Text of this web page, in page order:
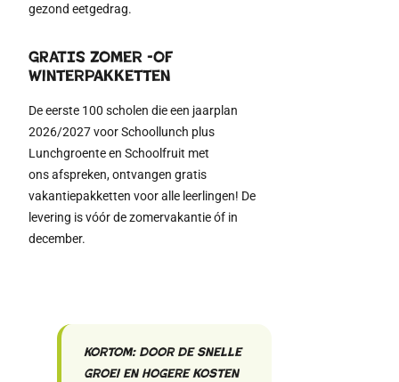
gezond eetgedrag.
GRATIS zomer -of
winterpakketten
De eerste 100 scholen die een jaarplan
2026/2027 voor Schoollunch plus
Lunchgroente en Schoolfruit met
onsafspreken, ontvangen gratis
vakantiepakketten voor alle leerlingen! De
levering isvóór de zomervakantie óf in
december.
Kortom: door de snelle
groei en hogere kosten